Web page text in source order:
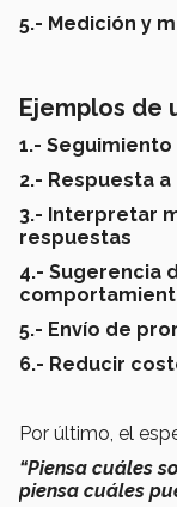
5.- Medición y
Ejemplos de
1.-
2.- Respuesta
3.- Interpretar
respuestas
4.- Sugerencia
5.- Envío de
6.- Reducir
Por último, el
“Piensa cuáles
piensa cuáles